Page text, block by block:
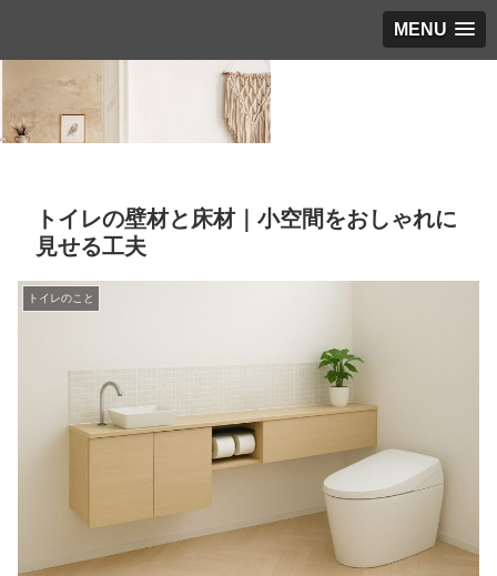
MENU
トイレの壁材と床材｜小空間をおしゃれに
見せる工夫
トイレのこと